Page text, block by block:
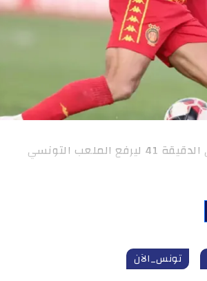
رياضة: سجل هدف اللقاء الوحيد محمد أمين الخميسي في الدقيقة 41 ليرفع الملعب التونسي
تونس_الآن